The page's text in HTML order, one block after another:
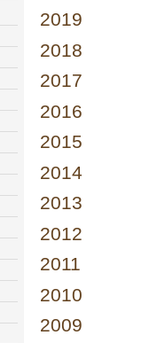
2019
2018
2017
2016
2015
2014
2013
2012
2011
2010
2009